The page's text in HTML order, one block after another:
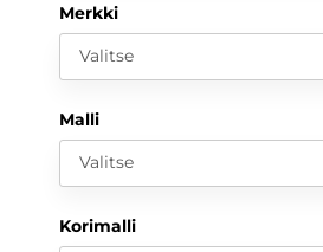
Merkki
Valitse
Malli
Valitse
Korimalli